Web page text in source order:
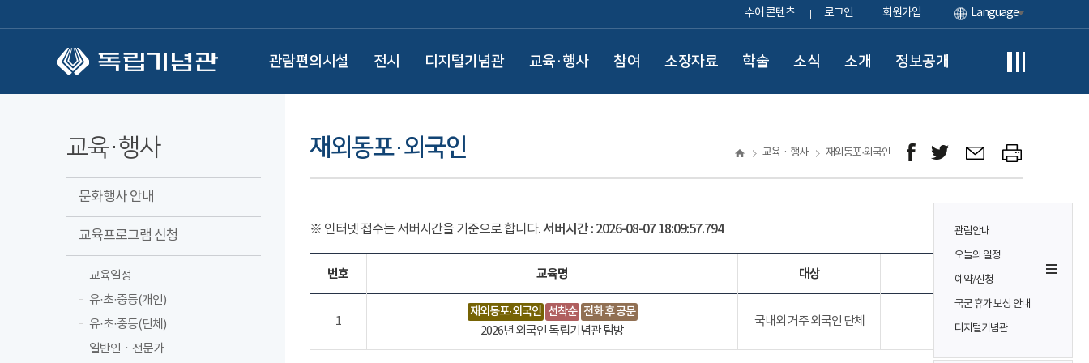
수어 콘텐츠 로그인 회원가입 Language
관람편의시설 전시 디지털기념관 교육·행사 참여 소장자료 학술 소식 소개 정보공개
관람안내
오늘의 일정
예약/신청
국군 휴가 보상 안내
디지털기념관
교육·행사
문화행사 안내
교육프로그램 신청
교육일정
유·초·중등(개인)
유·초·중등(단체)
일반인ㆍ전문가
재외동포·외국인 교육ㆍ행사 재외동포·외국인
※ 인터넷 접수는 서버시간을 기준으로 합니다.서버시간 : 2026-08-07 18:09:58.824
번호 교육명 대상 참가비
1
재외동포·외국인 선착순 전화 후 공문
2026년 외국인 독립기념관 탐방
국내외 거주 외국인 단체 무료